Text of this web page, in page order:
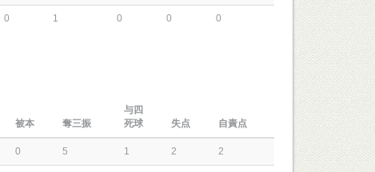
0 1 0 0 0
被本 奪三振
与四
死球
失点 自責点
0 5 1 2 2